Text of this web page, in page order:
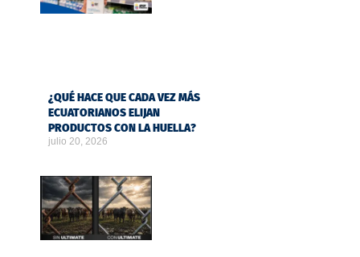
¿QUÉ HACE QUE CADA VEZ MÁS
ECUATORIANOS ELIJAN
PRODUCTOS CON LA HUELLA?
julio 20, 2026